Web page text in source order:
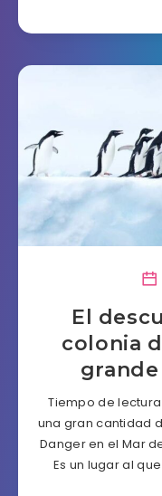
El
colonia
Tiempo de
una gran cantidad
Danger en el Mar
Es un lugar al